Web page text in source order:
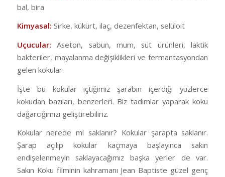
bal, bira
Kimyasal: Sirke, kükürt, ilaç, dezenfektan, selüloit
Uçucular:Aseton, sabun, mum, süt ürünleri, laktik
bakteriler, mayalanma değişiklikleri ve fermantasyondan
gelen kokular.
İşte bu kokular içtiğimiz şarabın içerdiği yüzlerce
kokudan bazıları, benzerleri. Biz tadımlar yaparak koku
dağarcığımızı geliştirebiliriz.
Kokular nerede mi saklanır? Kokular şarapta saklanır.
Şarap açılıp kokular kaçmaya başlayınca sakın
endişelenmeyin saklayacağımız başka yerler de var.
Sakın Koku filminin kahramanı Jean Baptiste güzel genç